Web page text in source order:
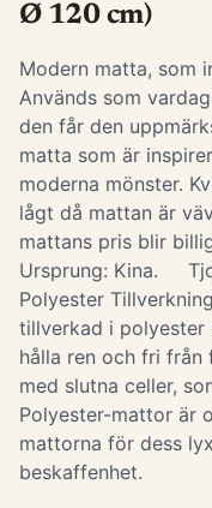
Ø 120 cm)
Modern matta, som
Används som
den får den
matta som är
moderna mönster.
lågt då mattan är
mattans pris blir
Ursprung: Kina.
Polyester
tillverkad i
hålla ren och fri från
med slutna celler,
Polyester-mattor är
mattorna för dess
beskaffenhet.